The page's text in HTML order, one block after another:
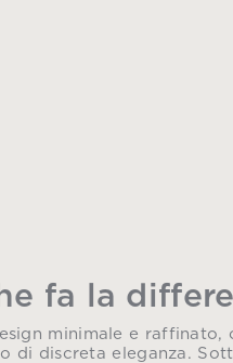
fa la
minimale e raffinato,
di discreta eleganza.